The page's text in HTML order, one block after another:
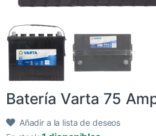
Batería Varta 75
Añadir a la lista de deseos